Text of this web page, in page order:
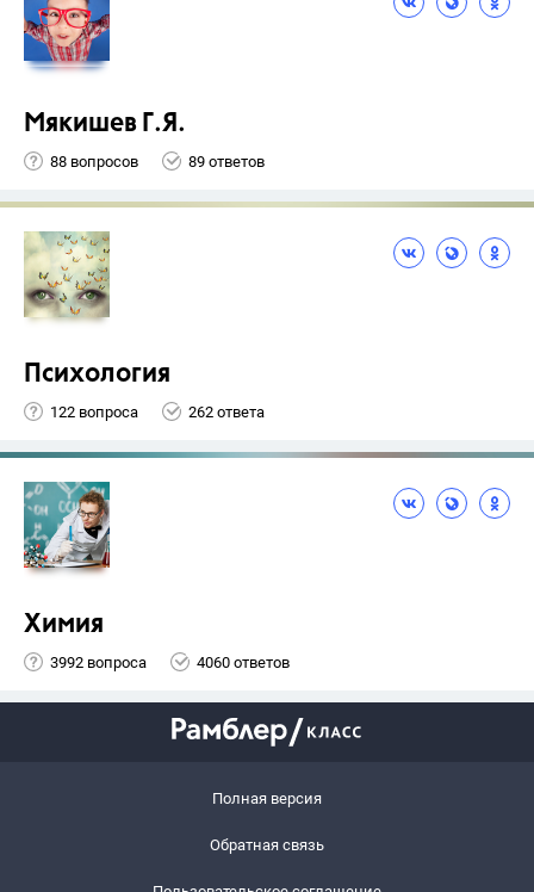
Мякишев Г.Я.
88 вопросов 89 ответов
Психология
122 вопроса 262 ответа
Химия
3992 вопроса 4060 ответов
Полная версия
Обратная связь